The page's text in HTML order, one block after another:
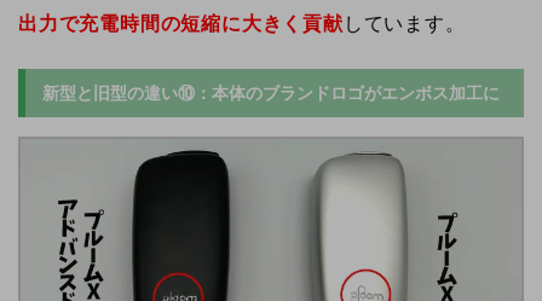
出力で充電時間の短縮に大きく貢献 しています。
新型と旧型の違い⑩：本体のブランドロゴがエンボス加工に